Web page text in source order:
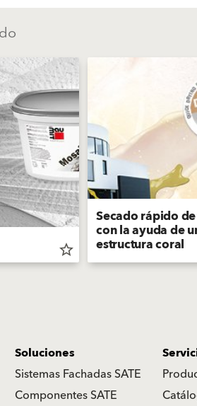
star_border
Secado rápido
con la ayuda de
estructura coral
Soluciones
Sistemas Fachadas SATE
Componentes SATE